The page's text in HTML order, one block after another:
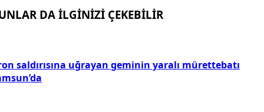
DA İLGİNİZİ ÇEKEBİLİR
saldırısına uğrayan geminin yaralı mürettebatı